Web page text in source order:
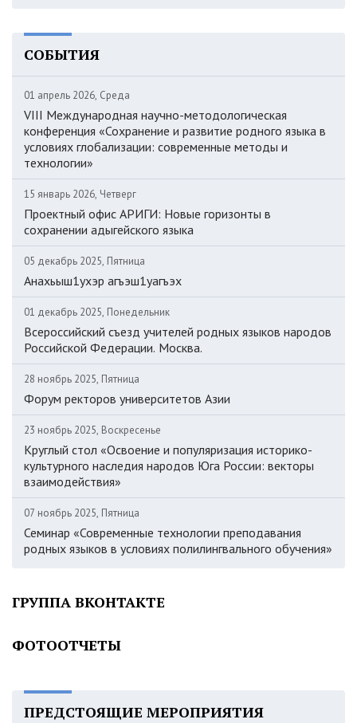
СОБЫТИЯ
01 апрель 2026, Среда
VIII Международная научно-методологическая
конференция «Сохранение и развитие родного языка в
условиях глобализации: современные методы и
технологии»
15 январь 2026, Четверг
Проектный офис АРИГИ: Новые горизонты в
сохранении адыгейского языка
05 декабрь 2025, Пятница
Анахьыш1ухэр агъэш1уагъэх
01 декабрь 2025, Понедельник
Всероссийский съезд учителей родных языков народов
Российской Федерации. Москва.
28 ноябрь 2025, Пятница
Форум ректоров университетов Азии
23 ноябрь 2025, Воскресенье
Круглый стол «Освоение и популяризация историко-
культурного наследия народов Юга России: векторы
взаимодействия»
07 ноябрь 2025, Пятница
Семинар «Современные технологии преподавания
родных языков в условиях полилингвального обучения»
ГРУППА ВКОНТАКТЕ
ФОТООТЧЕТЫ
ПРЕДСТОЯЩИЕ МЕРОПРИЯТИЯ